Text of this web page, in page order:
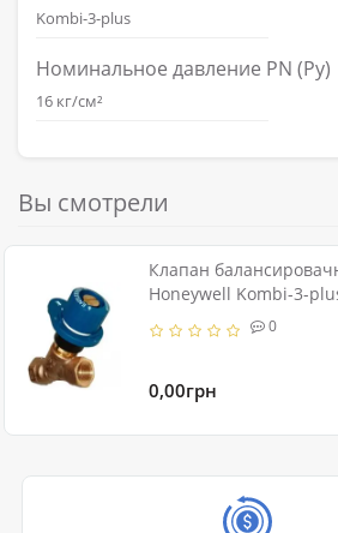
Kombi-3-plus
Номинальное давление PN (Ру)
16 кг/см²
Вы смотрели
Клапан
Honeywell Kombi-3-
0
0,00грн